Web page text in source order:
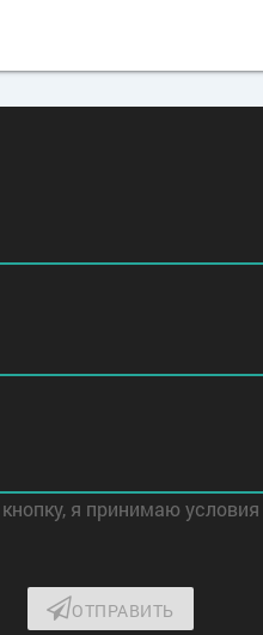
я принимаю условия
ОТПРАВИТЬ